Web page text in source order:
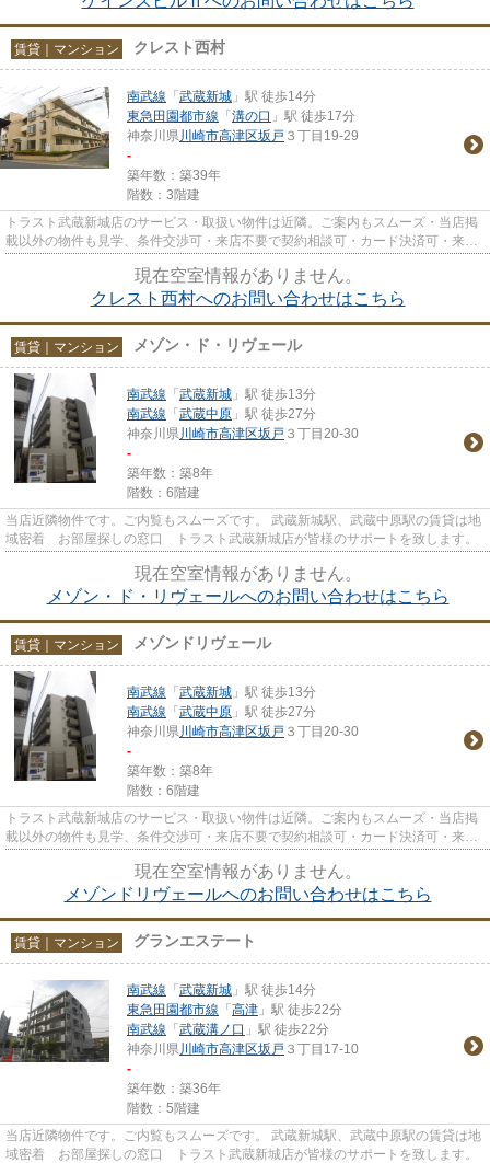
賃貸｜マンション クレスト西村
南武線 「武蔵新城 」駅 徒歩14分
東急田園都市線 「溝の口 」駅 徒歩17分
神奈川県川崎市高津区坂戸 ３丁目19-29
-
築年数：築39年
階数：3階建
トラスト武蔵新城店のサービス・取扱い物件は近隣。ご案内もスムーズ・当店掲
載以外の物件も見学、条件交渉可・来店不要で契約相談可・カード決済可・来店
時無料駐車場有（要電話予約...
現在空室情報がありません。
クレスト西村へのお問い合わせはこちら
賃貸｜マンション メゾン・ド・リヴェール
南武線 「武蔵新城 」駅 徒歩13分
南武線 「武蔵中原 」駅 徒歩27分
神奈川県川崎市高津区坂戸 ３丁目20-30
-
築年数：築8年
階数：6階建
当店近隣物件です。ご内覧もスムーズです。 武蔵新城駅、武蔵中原駅の賃貸は地
域密着 お部屋探しの窓口 トラスト武蔵新城店が皆様のサポートを致します。
現在空室情報がありません。
メゾン・ド・リヴェールへのお問い合わせはこちら
賃貸｜マンション メゾンドリヴェール
南武線 「武蔵新城 」駅 徒歩13分
南武線 「武蔵中原 」駅 徒歩27分
神奈川県川崎市高津区坂戸 ３丁目20-30
-
築年数：築8年
階数：6階建
トラスト武蔵新城店のサービス・取扱い物件は近隣。ご案内もスムーズ・当店掲
載以外の物件も見学、条件交渉可・来店不要で契約相談可・カード決済可・来店
時無料駐車場有（要電話予約...
現在空室情報がありません。
メゾンドリヴェールへのお問い合わせはこちら
賃貸｜マンション グランエステート
南武線 「武蔵新城 」駅 徒歩14分
東急田園都市線 「高津 」駅 徒歩22分
南武線 「武蔵溝ノ口 」駅 徒歩22分
神奈川県川崎市高津区坂戸 ３丁目17-10
-
築年数：築36年
階数：5階建
当店近隣物件です。ご内覧もスムーズです。 武蔵新城駅、武蔵中原駅の賃貸は地
域密着 お部屋探しの窓口 トラスト武蔵新城店が皆様のサポートを致します。